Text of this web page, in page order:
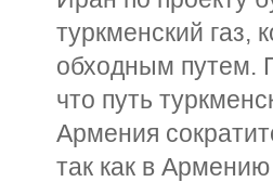
туркменский газ,
обходным путем.
что путь
Армения
так как в